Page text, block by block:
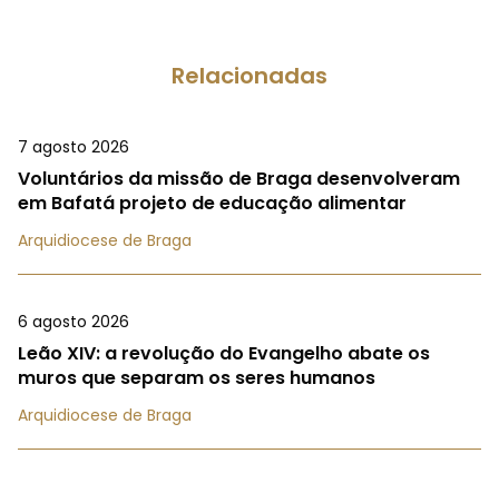
Relacionadas
7 agosto 2026
Voluntários da missão de Braga desenvolveram
em Bafatá projeto de educação alimentar
Arquidiocese de Braga
6 agosto 2026
Leão XIV: a revolução do Evangelho abate os
muros que separam os seres humanos
Arquidiocese de Braga